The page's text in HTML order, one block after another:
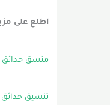
اطلع على مزيد
منسق حدائق
تنسيق حدائق في